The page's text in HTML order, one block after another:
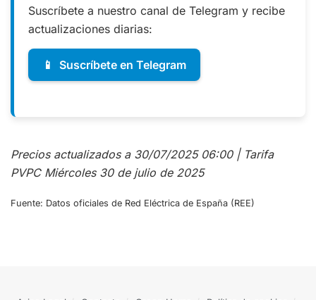
Suscríbete a nuestro canal de Telegram y recibe
actualizaciones diarias:
📱 Suscríbete en Telegram
Precios actualizados a 30/07/2025 06:00 | Tarifa
PVPC Miércoles 30 de julio de 2025
Fuente: Datos oficiales de Red Eléctrica de España (REE)